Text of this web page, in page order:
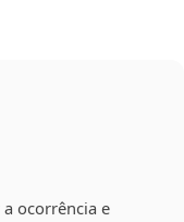
ocorrência e